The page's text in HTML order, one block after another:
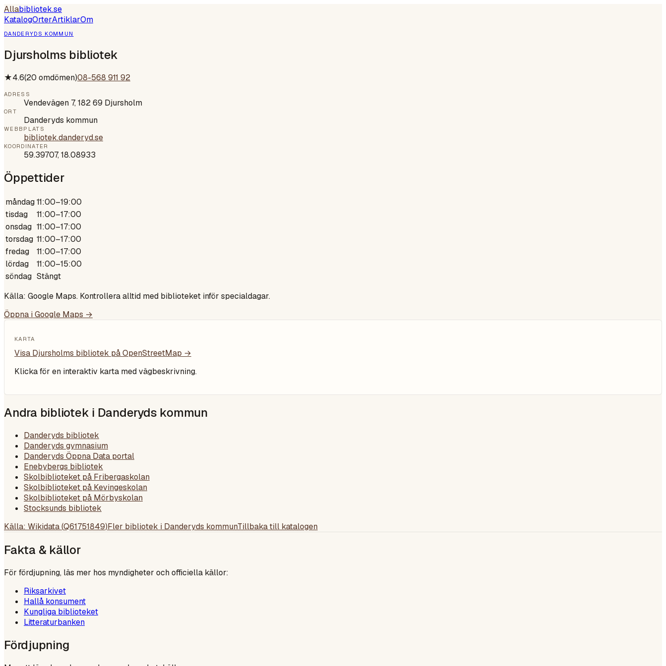
Allabibliotek.se
KatalogOrterArtiklarOm
DANDERYDS KOMMUN
Djursholms bibliotek
★4.6(20 omdömen)08-568 911 92
ADRESS
Vendevägen 7, 182 69 Djursholm
ORT
Danderyds kommun
WEBBPLATS
bibliotek.danderyd.se
KOORDINATER
59.39707,18.08933
Öppettider
måndag11:00–19:00
tisdag
11:00–17:00
onsdag 11:00–17:00
torsdag 11:00–17:00
fredag
11:00–17:00
lördag
11:00–15:00
söndag Stängt
Källa: Google Maps. Kontrollera alltid med biblioteket inför specialdagar.
Öppna i Google Maps →
KARTA
Visa Djursholms bibliotek på OpenStreetMap →
Klicka för en interaktiv karta med vägbeskrivning.
Andra bibliotek i Danderyds kommun
Danderyds bibliotek
Danderyds gymnasium
Danderyds Öppna Data portal
Enebybergs bibliotek
Skolbiblioteket på Fribergaskolan
Skolbiblioteket på Kevingeskolan
Skolbiblioteket på Mörbyskolan
Stocksunds bibliotek
Källa: Wikidata (Q61751849)Fler bibliotek i Danderyds kommunTillbaka till katalogen
Fakta & källor
För fördjupning, läs mer hos myndigheter och officiella källor:
Riksarkivet
Hallå konsument
Kungliga biblioteket
Litteraturbanken
Fördjupning